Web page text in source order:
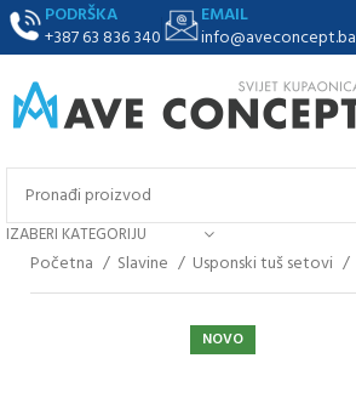
PODRŠKA
+387 63 836 340
EMAIL
info@aveconcept.ba
IZABERI KATEGORIJU
Početna Slavine Usponski tuš setovi
NOVO